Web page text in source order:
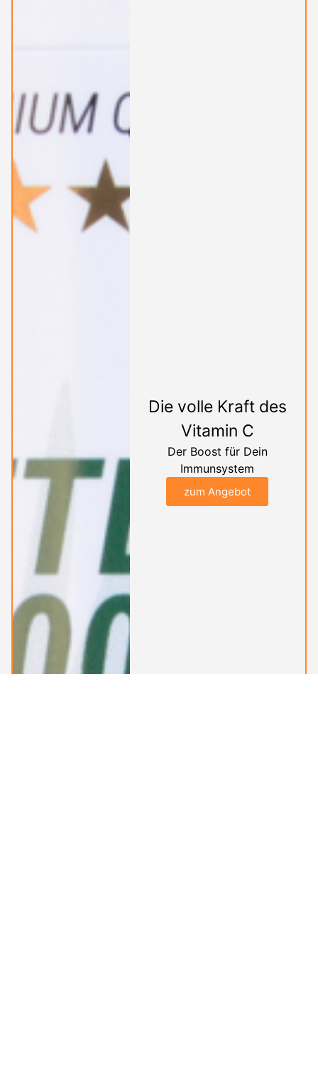
Die volle Kraft des
Vitamin C
Der Boost für Dein
Immunsystem
zum Angebot